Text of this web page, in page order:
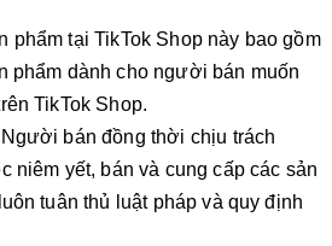
phẩm tại TikTok Shop này bao gồm
phẩm dành cho người bán muốn
TikTok Shop.
Người bán đồng thời chịu trách
niêm yết, bán và cung cấp các sản
tuân thủ luật pháp và quy định